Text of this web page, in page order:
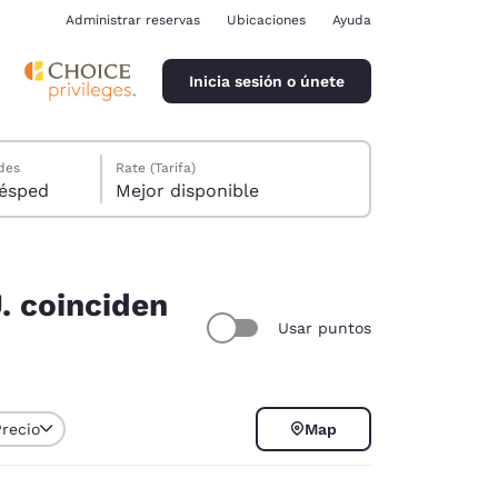
Administrar reservas Ubicaciones Ayuda
Inicia sesión o únete
1 huésped
Rate (Tarifa)
Mejor disponible
coinciden
Usar puntos
Map